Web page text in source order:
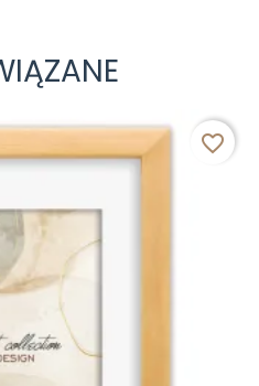
favorite_border